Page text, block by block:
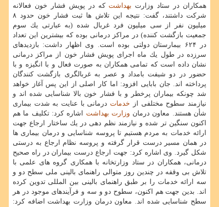
همكاران در ستاد وزارت بهداشت كه در پویش فشار خون فعالانه
شركت داشتند، گفت: نتیجه این تلاش ها ثبت فشار خون حدود ۸
میلیون نفر از سی میلیون فرد غربال شده (به عبارتی یك سوم
جمعیت بازگشت كننده) در مراكز درمانی بوده كه بیشترین این تعداد
در ۶۲۴ بیمارستان دولتی بوده است. وی اظهار داشت: بازدیدهای
سرزده در طول یك ماه اجرای پویش فشار خون از مراكز درمانی
نشان داده است كه تمامی همكاران به صورت فعال و با انگیزه و با
حضور در دو شیفت بامداد و عصر به غربالگری بازگشت كنندگان
پرداخته اند. جان بابایی افزود: اما كار اصلی از این پس آغاز خواهد
شد چونكه بیماران پرخطر و با فشار خون بالا شناسایی شده اند و
نیازمند سطوح مختلفی از خدمات درمانی با عنایت به شدت بیماری
شأن هستند. معاون درمان وزارت بهداشت اشاره كرد: تكلیف ما هم
اكنون سنگین تر شده و نیازمند نظم دهی در یك ساختار ارجاع جهت
ارائه خدمات به مردم هستیم تا پروسه شناسایی و درمان بیماری ها
در همان مسیر درست قرار گرفته و پروسه نظام ارجاع به درستی
شكل گیرد. وی اشاره كرد: جهت ارجاع درست بیماران در راه صحیح
درمانی، همكاران در ستاد وزارتخانه با همكاری گروه های علمی با
تلاش بی وقفه در چندین روز متوالی راهنمای بالینی ملی سطح دو و
سه ارائه خدمات را بر طبق راهنمای بالینی بین المللی تدوین كرده
اند. بدین جهت هم اكنون، سطوح دو و سه و فرآیندهای موجود در هر
سطح شناسایی شده اند. معاون درمان وزارت بهداشت اضافه كرد: